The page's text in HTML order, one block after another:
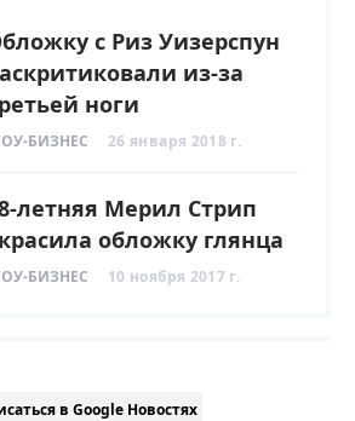
с Риз Уизерспун
из-за
ноги
БИЗНЕС 26 января 2018 г.
летняя Мерил Стрип
обложку глянца
БИЗНЕС 10 ноября 2017 г.
в Google Новостях